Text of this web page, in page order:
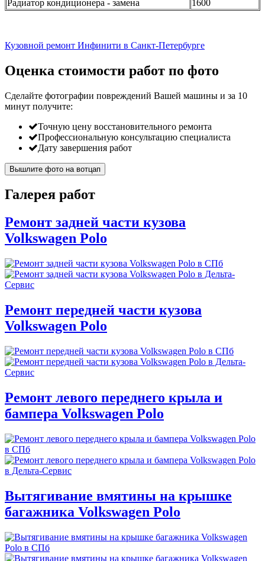
Радиатор кондиционера - замена 1600
Кузовной ремонт Инфинити в Санкт-Петербурге
Оценка стоимости работ по фото
Сделайте фотографии повреждений Вашей машины и за 10
минут получите:
Точную цену восстановительного ремонта
Профессиональную консультацию специалиста
Дату завершения работ
Вышлите фото на вотцап
Галерея работ
Ремонт задней части кузова
Volkswagen Polo
Ремонт передней части кузова
Volkswagen Polo
Ремонт левого переднего крыла и
бампера Volkswagen Polo
Вытягивание вмятины на крышке
багажника Volkswagen Polo